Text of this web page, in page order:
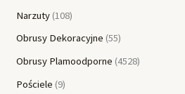
Narzuty 108
Obrusy Dekoracyjne 55
Obrusy Plamoodporne 4528
Pościele 9